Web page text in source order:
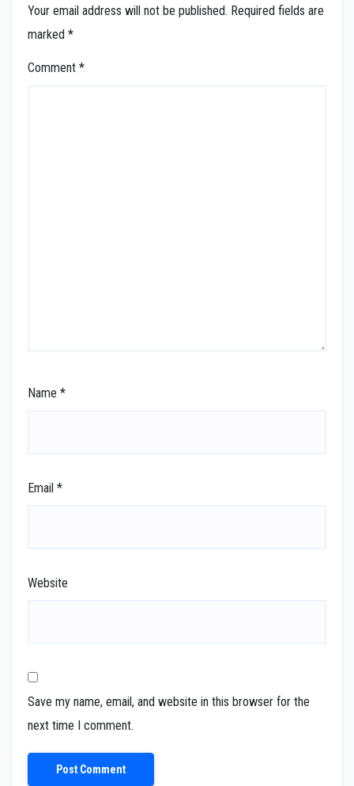
Your email address will not be published. Required fields are
marked *
Comment *
Name *
Email *
Website
Save my name, email, and website in this browser for the
next time I comment.